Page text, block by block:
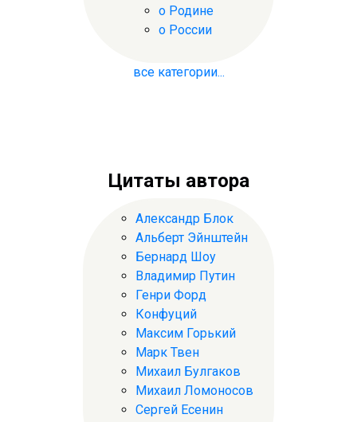
о Родине
о России
все категории...
Цитаты автора
Александр Блок
Альберт Эйнштейн
Бернард Шоу
Владимир Путин
Генри Форд
Конфуций
Максим Горький
Марк Твен
Михаил Булгаков
Михаил Ломоносов
Сергей Есенин